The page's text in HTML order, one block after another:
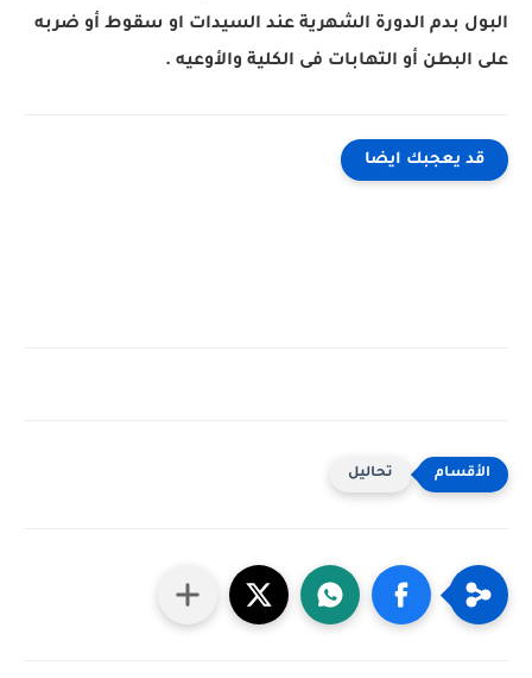
البول بدم الدورة الشهرية عند السيدات او سقوط أو ضربه
على البطن أو التهابات فى الكلية والأوعيه .
قد يعجبك ايضا
تحاليل